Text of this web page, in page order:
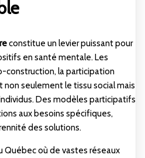
constitue un levier puissant pour
en santé mentale. Les
construction, la participation
seulement le tissu social mais
Des modèles participatifs
aux besoins spécifiques,
des solutions.
Québec où de vastes réseaux